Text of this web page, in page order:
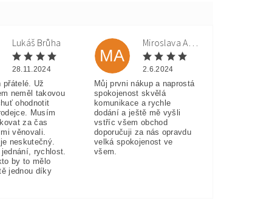
Lukáš Brůha
28.11.2024
přátelé. Už
neměl takovou
ohodnotit
Musím
za čas
věnovali.
neskutečný.
rychlost.
by to mělo
jednou díky
MA
Miroslava Andorková
2.6.2024
Můj prvni nákup a naprostá
spokojenost skvělá
komunikace a rychle
dodání a ještě mě vyšli
vstříc všem obchod
doporučuji za nás opravdu
velká spokojenost ve
všem.